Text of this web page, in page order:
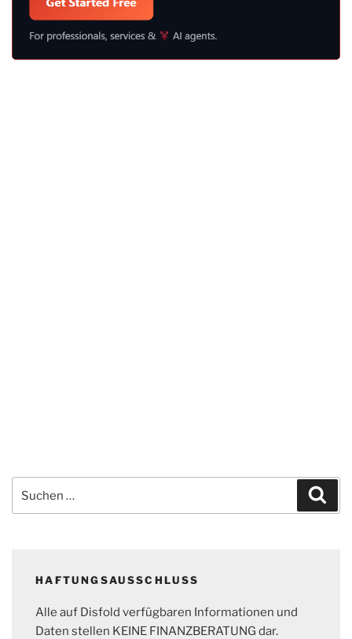
nach:
HAFTUNGSAUSSCHLUSS
Alle auf Disfold verfügbaren Informationen und
Daten stellen KEINE FINANZBERATUNG dar.